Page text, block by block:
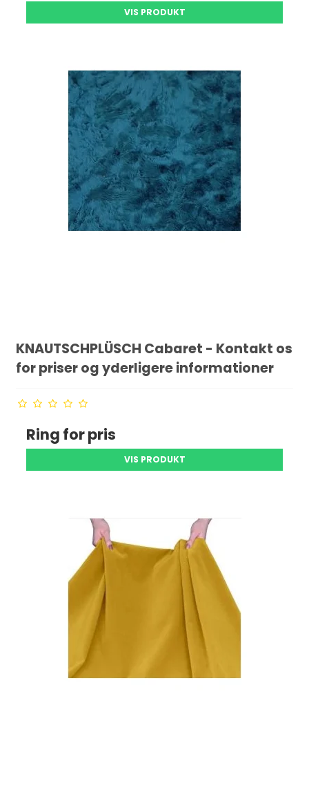
VIS PRODUKT
KNAUTSCHPLÜSCH Cabaret - Kontakt os
for priser og yderligere informationer
Ring for pris
VIS PRODUKT